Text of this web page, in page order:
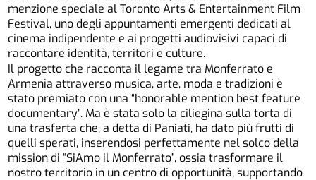
menzione speciale al Toronto Arts & Entertainment Film
Festival, uno degli appuntamenti emergenti dedicati al
cinema indipendente e ai progetti audiovisivi capaci di
raccontare identità, territori e culture.
Il progetto che racconta il legame tra Monferrato e
Armenia attraverso musica, arte, moda e tradizioni è
stato premiato con una “honorable mention best feature
documentary”. Ma è stata solo la ciliegina sulla torta di
una trasferta che, a detta di Paniati, ha dato più frutti di
quelli sperati, inserendosi perfettamente nel solco della
mission di “SiAmo il Monferrato”, ossia trasformare il
nostro territorio in un centro di opportunità, supportando